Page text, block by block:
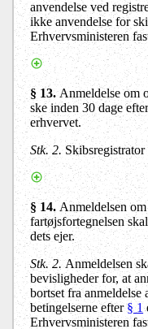
anvendelse ved
ikke anvendelse for
Erhvervsministeren
§ 13. Anmeldelse om
ske inden 30 dage
erhvervet.
Stk. 2.
§ 14. Anmeldelsen
fartøjsfortegnelsen
dets ejer.
Stk. 2. Anmeldelsen
bevisligheder for, at
bortset fra
betingelserne efter § 1
Erhvervsministeren